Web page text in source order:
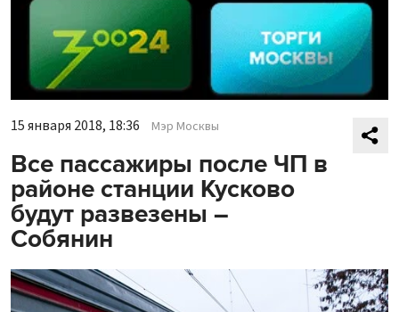
15 января 2018, 18:36 Мэр Москвы
Все пассажиры после ЧП в
районе станции Кусково
будут развезены –
Собянин